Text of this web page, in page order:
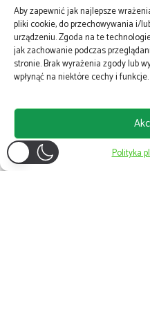
Aby zapewnić jak najlepsze
pliki cookie, do przechowywania i/
urządzeniu. Zgoda na te
jak zachowanie podczas
stronie. Brak wyrażenia zgody lub
wpłynąć na niektóre cechy i funkcje.
Polityka
Nawet
węglowe